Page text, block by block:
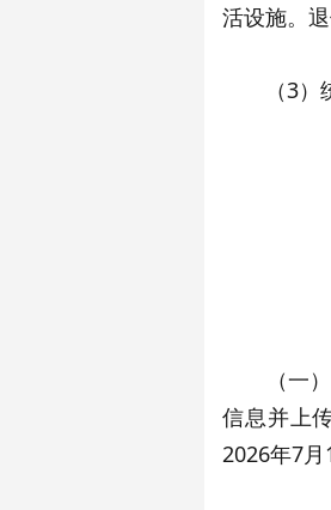
活设施。
（3）统
（一）
信息并上
2026年7月